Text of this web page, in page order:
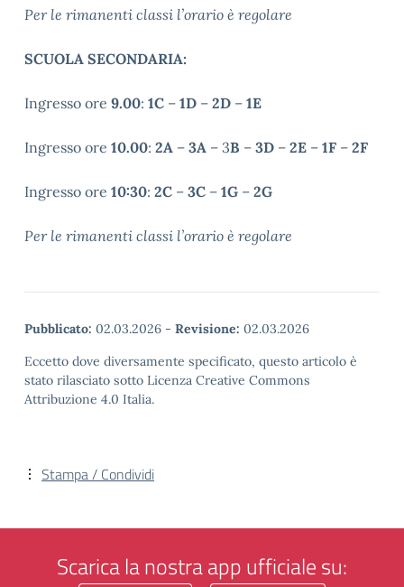
Per le rimanenti classi l’orario è regolare
SCUOLA SECONDARIA:
Ingresso ore 9.00: 1C – 1D – 2D – 1E
Ingresso ore 10.00: 2A – 3A – 3B – 3D – 2E – 1F – 2F
Ingresso ore 10:30: 2C – 3C – 1G – 2G
Per le rimanenti classi l’orario è regolare
Pubblicato: 02.03.2026 - Revisione: 02.03.2026
Eccetto dove diversamente specificato, questo articolo è
stato rilasciato sotto Licenza Creative Commons
Attribuzione 4.0 Italia.
Stampa / Condividi
Scarica la nostra app ufficiale su: